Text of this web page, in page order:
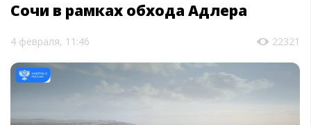
Сочи в рамках обхода Адлера
4 февраля, 11:46 22321